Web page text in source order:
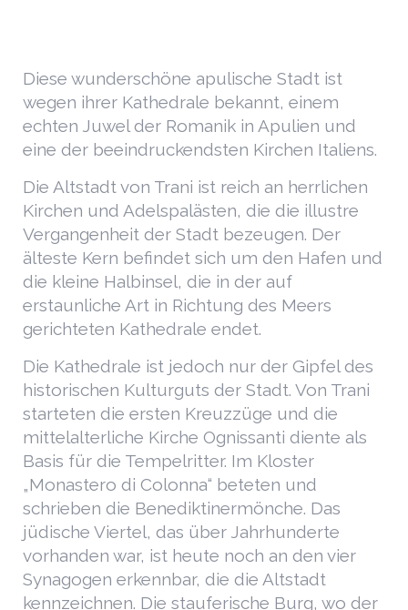
Diese wunderschöne apulische Stadt ist
wegen ihrer Kathedrale bekannt, einem
echten Juwel der Romanik in Apulien und
eine der beeindruckendsten Kirchen Italiens.
Die Altstadt von Trani ist reich an herrlichen
Kirchen und Adelspalästen, die die illustre
Vergangenheit der Stadt bezeugen. Der
älteste Kern befindet sich um den Hafen und
die kleine Halbinsel, die in der auf
erstaunliche Art in Richtung des Meers
gerichteten Kathedrale endet.
Die Kathedrale ist jedoch nur der Gipfel des
historischen Kulturguts der Stadt. Von Trani
starteten die ersten Kreuzzüge und die
mittelalterliche Kirche Ognissanti diente als
Basis für die Tempelritter. Im Kloster
„Monastero di Colonna“ beteten und
schrieben die Benediktinermönche. Das
jüdische Viertel, das über Jahrhunderte
vorhanden war, ist heute noch an den vier
Synagogen erkennbar, die die Altstadt
kennzeichnen. Die stauferische Burg, wo der